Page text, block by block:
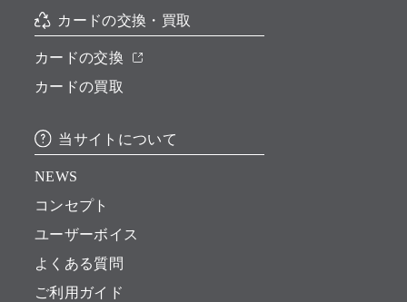
カードの交換・買取
カードの交換
カードの買取
当サイトについて
NEWS
コンセプト
ユーザーボイス
よくある質問
ご利用ガイド